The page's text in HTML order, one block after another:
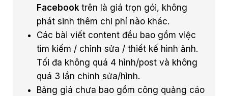
Facebooktrên là giá trọn gói, không
phát sinh thêm chi phí nào khác.
Các bài viết content đều bao gồm việc
tìm kiếm / chỉnh sửa / thiết kế hình ảnh.
Tối đa không quá 4 hình/post và không
quá 3 lần chỉnh sửa/hình.
Bảng giá chưa bao gồm công quảng cáo